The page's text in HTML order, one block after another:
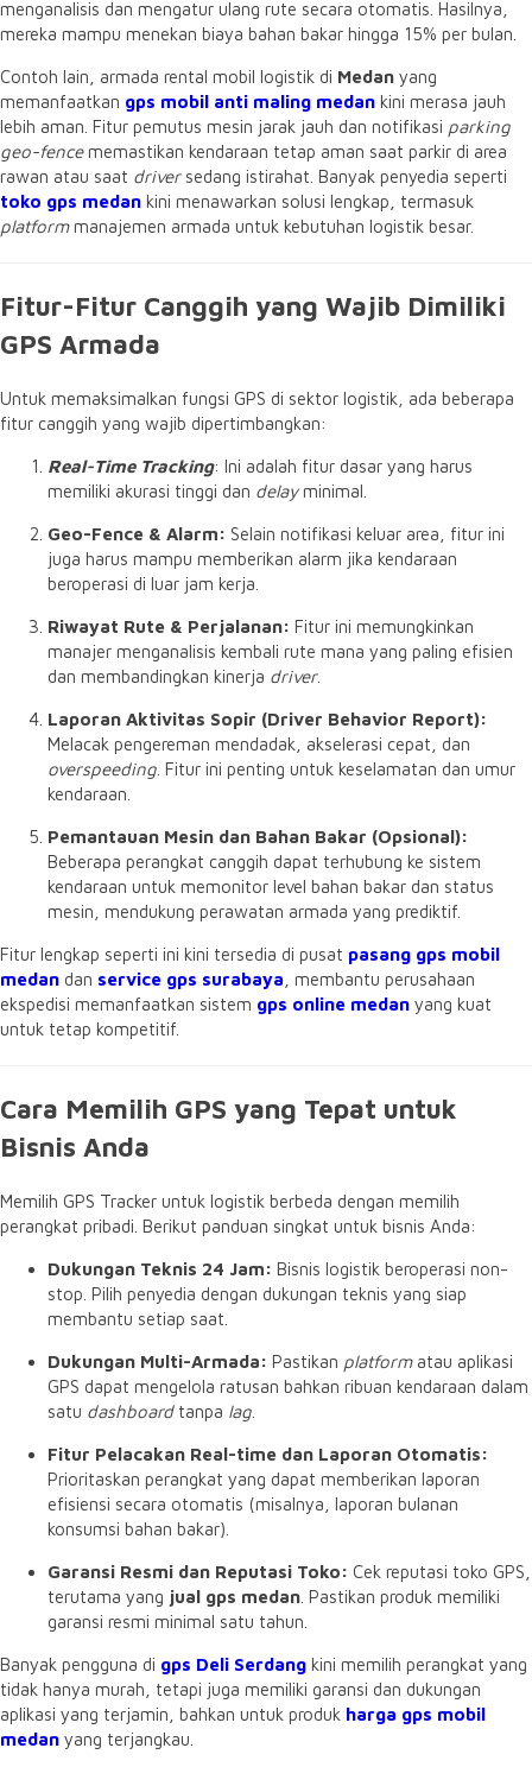
menganalisis dan mengatur ulang rute secara otomatis. Hasilnya,
mereka mampu menekan biaya bahan bakar hingga 15% per bulan.
Contoh lain, armada rental mobil logistik di Medan yang
memanfaatkan gps mobil anti maling medan kini merasa jauh
lebih aman. Fitur pemutus mesin jarak jauh dan notifikasi parking
geo-fencememastikan kendaraan tetap aman saat parkir di area
rawan atau saat driversedang istirahat. Banyak penyedia seperti
toko gps medan kini menawarkan solusi lengkap, termasuk
platformmanajemen armada untuk kebutuhan logistik besar.
Fitur-Fitur Canggih yang Wajib Dimiliki
GPS Armada
Untuk memaksimalkan fungsi GPS di sektor logistik, ada beberapa
fitur canggih yang wajib dipertimbangkan:
Real-Time Tracking: Ini adalah fitur dasar yang harus
memiliki akurasi tinggi dan delayminimal.
Geo-Fence & Alarm: Selain notifikasi keluar area, fitur ini
juga harus mampu memberikan alarm jika kendaraan
beroperasi di luar jam kerja.
Riwayat Rute & Perjalanan: Fitur ini memungkinkan
manajer menganalisis kembali rute mana yang paling efisien
dan membandingkan kinerja driver.
Laporan Aktivitas Sopir (Driver Behavior Report):
Melacak pengereman mendadak, akselerasi cepat, dan
overspeeding . Fitur ini penting untuk keselamatan dan umur
kendaraan.
Pemantauan Mesin dan Bahan Bakar (Opsional):
Beberapa perangkat canggih dapat terhubung ke sistem
kendaraan untuk memonitor level bahan bakar dan status
mesin, mendukung perawatan armada yang prediktif.
Fitur lengkap seperti ini kini tersedia di pusat pasang gps mobil
medan dan service gps surabaya , membantu perusahaan
ekspedisi memanfaatkan sistem gps online medan yang kuat
untuk tetap kompetitif.
Cara Memilih GPS yang Tepat untuk
Bisnis Anda
Memilih GPS Tracker untuk logistik berbeda dengan memilih
perangkat pribadi. Berikut panduan singkat untuk bisnis Anda:
Dukungan Teknis 24 Jam: Bisnis logistik beroperasi non-
stop. Pilih penyedia dengan dukungan teknis yang siap
membantu setiap saat.
Dukungan Multi-Armada: Pastikan platformatau aplikasi
GPS dapat mengelola ratusan bahkan ribuan kendaraan dalam
satu dashboardtanpa lag
Fitur Pelacakan Real-time dan Laporan Otomatis:
Prioritaskan perangkat yang dapat memberikan laporan
efisiensi secara otomatis (misalnya, laporan bulanan
konsumsi bahan bakar).
Garansi Resmi dan Reputasi Toko: Cek reputasi toko GPS,
terutama yang jual gps medan . Pastikan produk memiliki
garansi resmi minimal satu tahun.
Banyak pengguna di gps Deli Serdang kini memilih perangkat yang
tidak hanya murah, tetapi juga memiliki garansi dan dukungan
aplikasi yang terjamin, bahkan untuk produk harga gps mobil
medan yang terjangkau.